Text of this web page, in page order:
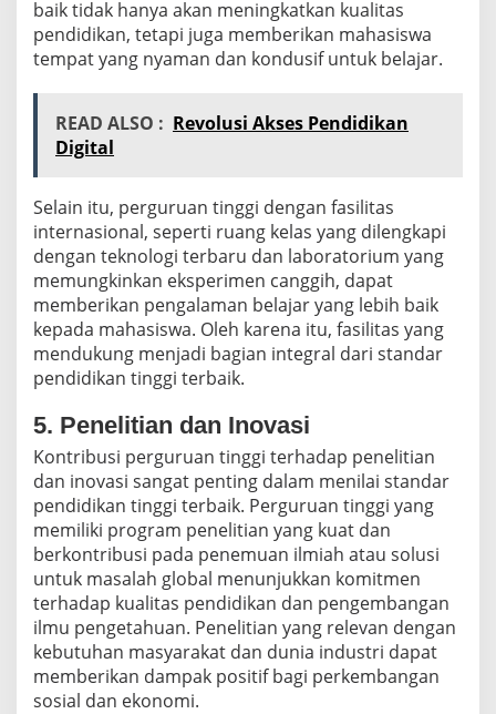
baik tidak hanya akan meningkatkan kualitas
pendidikan, tetapi juga memberikan mahasiswa
tempat yang nyaman dan kondusif untuk belajar.
READ ALSO : Revolusi Akses Pendidikan
Digital
Selain itu, perguruan tinggi dengan fasilitas
internasional, seperti ruang kelas yang dilengkapi
dengan teknologi terbaru dan laboratorium yang
memungkinkan eksperimen canggih, dapat
memberikan pengalaman belajar yang lebih baik
kepada mahasiswa. Oleh karena itu, fasilitas yang
mendukung menjadi bagian integral dari standar
pendidikan tinggi terbaik.
5. Penelitian dan Inovasi
Kontribusi perguruan tinggi terhadap penelitian
dan inovasi sangat penting dalam menilai standar
pendidikan tinggi terbaik. Perguruan tinggi yang
memiliki program penelitian yang kuat dan
berkontribusi pada penemuan ilmiah atau solusi
untuk masalah global menunjukkan komitmen
terhadap kualitas pendidikan dan pengembangan
ilmu pengetahuan. Penelitian yang relevan dengan
kebutuhan masyarakat dan dunia industri dapat
memberikan dampak positif bagi perkembangan
sosial dan ekonomi.